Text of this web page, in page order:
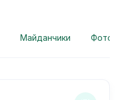
Майданчики